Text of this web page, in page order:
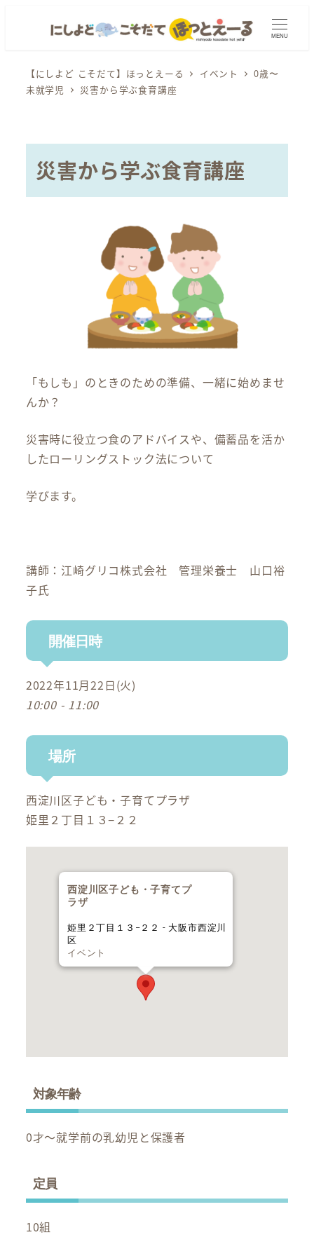
MENU
【にしよど こそだて】ほっとえーる イベント
0歳〜
未就学児
災害から学ぶ食育講座
災害から学ぶ食育講座
「もしも」のときのための準備、一緒に始めませ
んか？
災害時に役立つ食のアドバイスや、備蓄品を活か
したローリングストック法について
学びます。
講師：江崎グリコ株式会社 管理栄養士 山口裕
子氏
開催日時
2022年11月22日(火)
10:00 - 11:00
場所
西淀川区子ども・子育てプラザ
姫里２丁目１３−２２
西淀川区子ども・子育てプ
ラザ
姫里２丁目１３−２２ - 大阪市西淀川
区
イベント
対象年齢
0才～就学前の乳幼児と保護者
定員
10組